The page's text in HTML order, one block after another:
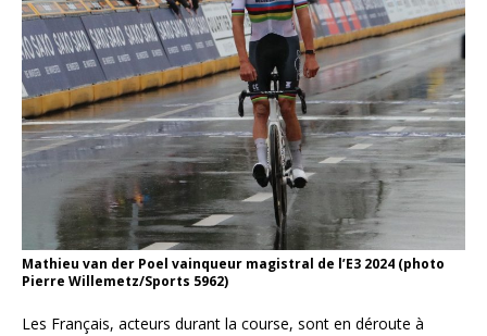
Mathieu van der Poel vainqueur magistral de l’E3 2024 (photo
Pierre Willemetz/Sports 5962)
Les Français, acteurs durant la course, sont en déroute à